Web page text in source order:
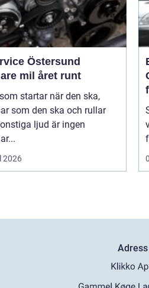
Östersund
mil året runt
startar när den ska,
som den ska och rullar
ljud är ingen
2026
Adress